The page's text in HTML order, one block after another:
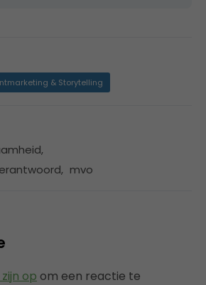
& Storytelling
,
, mvo
op om een reactie te